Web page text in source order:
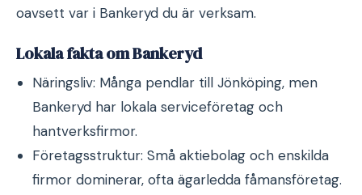
oavsett var i Bankeryd du är verksam.
Lokala fakta om Bankeryd
Näringsliv: Många pendlar till Jönköping, men
Bankeryd har lokala serviceföretag och
hantverksfirmor.
Företagsstruktur: Små aktiebolag och enskilda
firmor dominerar, ofta ägarledda fåmansföretag.